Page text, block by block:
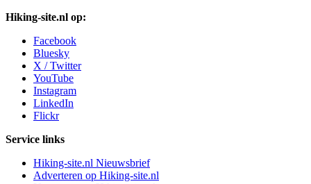
Hiking-site.nl op:
Facebook
Bluesky
X / Twitter
YouTube
Instagram
LinkedIn
Flickr
Service links
Hiking-site.nl Nieuwsbrief
Adverteren op Hiking-site.nl